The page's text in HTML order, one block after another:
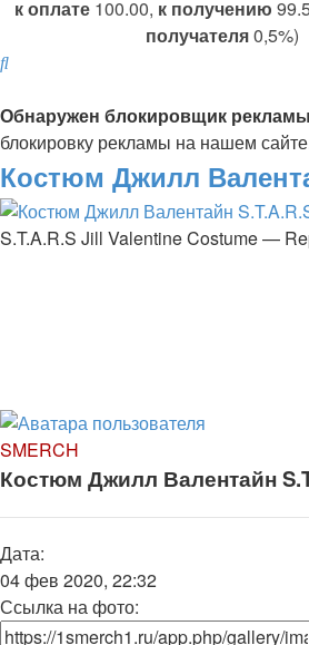
к оплате100.00, к получению
получателя0,5%)
Поиск
Обнаружен блокировщик
блокировку рекламы на нашем
Костюм Джилл
S.T.A.R.S Jill Valentine Costume —
SMERCH
Костюм Джилл Валентайн
Дата:
04 фев 2020, 22:32
Ссылка на фото: